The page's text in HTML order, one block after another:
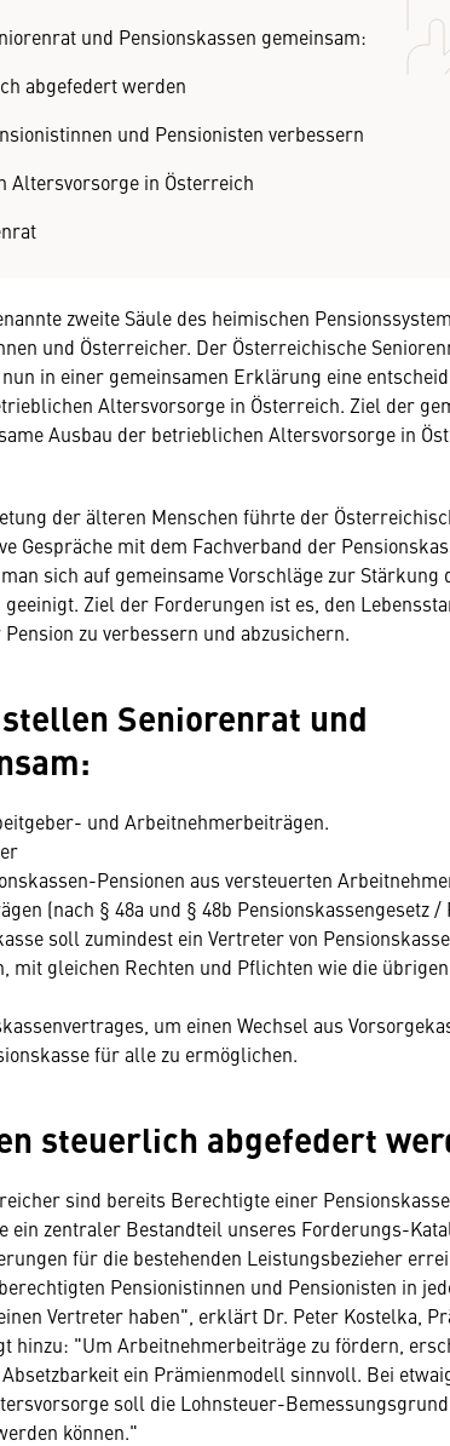
und Pensionskassen gemeinsam:
abgefedert werden
und Pensionisten verbessern
Altersvorsorge in Österreich
zweite Säule des heimischen
und Österreicher. Der Österreichische
in einer gemeinsamen Erklärung eine
Altersvorsorge in Österreich. Ziel der
Ausbau der betrieblichen Altersvorsorge in
der älteren Menschen führte der
Gespräche mit dem Fachverband der
sich auf gemeinsame Vorschläge zur Stärkung
Ziel der Forderungen ist es, den
zu verbessern und abzusichern.
Seniorenrat und
und Arbeitnehmerbeiträgen.
Pensionen aus versteuerten
(nach § 48a und § 48b Pensionskassengesetz /
soll zumindest ein Vertreter von
mit gleichen Rechten und Pflichten wie die übrigen
um einen Wechsel aus
für alle zu ermöglichen.
steuerlich abgefedert
sind bereits Berechtigte einer
ein zentraler Bestandteil unseres Forderungs-
für die bestehenden Leistungsbezieher
Pensionistinnen und Pensionisten in
Vertreter haben", erklärt Dr. Peter Kostelka,
hinzu: "Um Arbeitnehmerbeiträge zu fördern,
ein Prämienmodell sinnvoll. Bei
soll die Lohnsteuer-
können."